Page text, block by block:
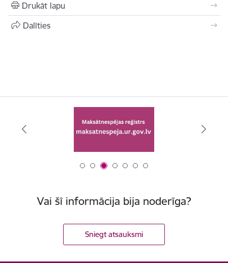
Drukāt lapu
Dalīties
Vai šī informācija bija noderīga?
Sniegt atsauksmi